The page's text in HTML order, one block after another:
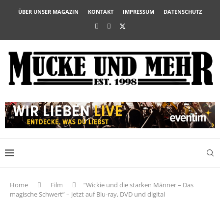
ÜBER UNSER MAGAZIN KONTAKT IMPRESSUM DATENSCHUTZ
Home Film
“Wickie und die starken Männer – Das
magische Schwert” – jetzt auf Blu-ray, DVD und digital